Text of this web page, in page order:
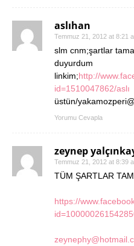
aslıhan
Temmuz 21, 2012 at 8:21
slm cnm;şartlar
duyurdum
linkim;http://
id=1510047862/aslı
üstün/
Yorumu Cevapla
zeynep
Temmuz 21, 2012 at 8:39
TÜM ŞARTLAR
https://